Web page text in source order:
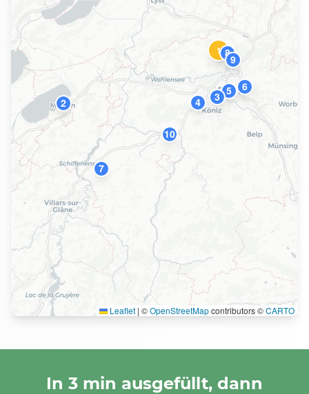
1
2 3
4
5 6
7
89
10
Leaflet | ©OpenStreetMapcontributors ©CARTO
In 3 min ausgefüllt, dann